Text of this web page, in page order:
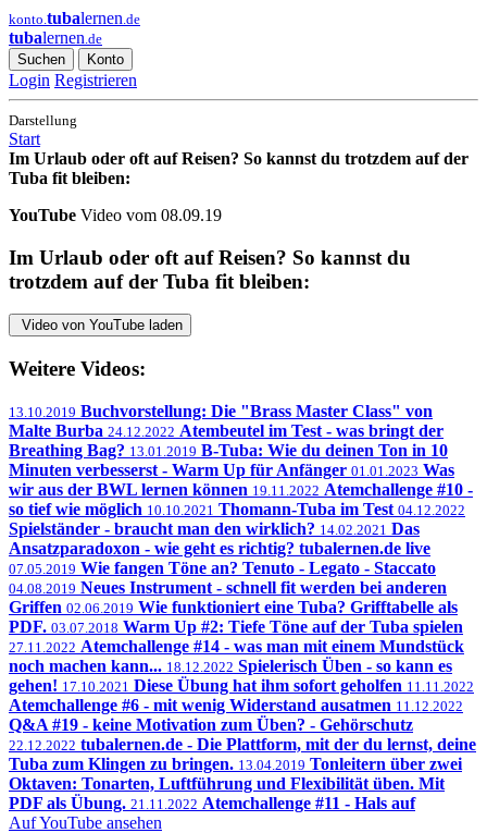
konto.tubalernen.de
tubalernen.de
Suchen
Konto
Login Registrieren
Darstellung
Start
Im Urlaub oder oft auf Reisen? So kannst du trotzdem auf der
Tuba fit bleiben:
YouTube Video vom 08.09.19
Im Urlaub oder oft auf Reisen? So kannst du
trotzdem auf der Tuba fit bleiben:
Video von YouTube laden
Weitere Videos:
13.10.2019 Buchvorstellung: Die "Brass Master Class" von
Malte Burba 24.12.2022 Atembeutel im Test - was bringt der
Breathing Bag? 13.01.2019 B-Tuba: Wie du deinen Ton in 10
Minuten verbesserst - Warm Up für Anfänger 01.01.2023 Was
wir aus der BWL lernen können 19.11.2022 Atemchallenge #10 -
so tief wie möglich 10.10.2021 Thomann-Tuba im Test 04.12.2022
Spielständer - braucht man den wirklich? 14.02.2021 Das
Ansatzparadoxon - wie geht es richtig? tubalernen.de live
07.05.2019 Wie fangen Töne an? Tenuto - Legato - Staccato
04.08.2019 Neues Instrument - schnell fit werden bei anderen
Griffen 02.06.2019 Wie funktioniert eine Tuba? Grifftabelle als
PDF. 03.07.2018 Warm Up #2: Tiefe Töne auf der Tuba spielen
27.11.2022 Atemchallenge #14 - was man mit einem Mundstück
noch machen kann... 18.12.2022 Spielerisch Üben - so kann es
gehen! 17.10.2021 Diese Übung hat ihm sofort geholfen 11.11.2022
Atemchallenge #6 - mit wenig Widerstand ausatmen 11.12.2022
Q&A #19 - keine Motivation zum Üben? - Gehörschutz
22.12.2022 tubalernen.de - Die Plattform, mit der du lernst, deine
Tuba zum Klingen zu bringen. 13.04.2019 Tonleitern über zwei
Oktaven: Tonarten, Luftführung und Flexibilität üben. Mit
PDF als Übung. 21.11.2022 Atemchallenge #11 - Hals auf
Auf YouTube ansehen